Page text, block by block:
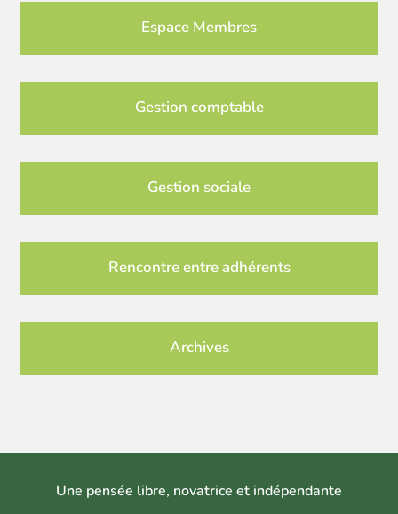
Espace Membres
Gestion comptable
Gestion sociale
Rencontre entre adhérents
Archives
Une pensée libre, novatrice et indépendante